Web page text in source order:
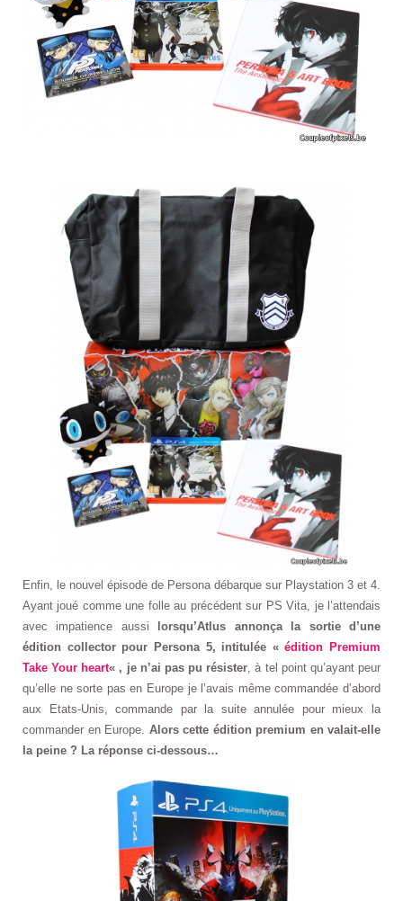
Enfin, le nouvel épisode de Persona débarque sur Playstation 3 et 4.
Ayant joué comme une folle au précédent sur PS Vita, je l’attendais
avec impatience aussi lorsqu’Atlus annonça la sortie d’une
édition collector pour Persona 5, intitulée «édition Premium
Take Your heart« , je n’ai pas pu résister , à tel point qu’ayant peur
qu’elle ne sorte pas en Europe je l’avais même commandée d’abord
aux Etats-Unis, commande par la suite annulée pour mieux la
commander en Europe. Alors cette édition premium en valait-elle
la peine ? La réponse ci-dessous…